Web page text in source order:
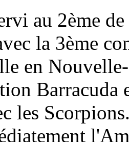
au 2ème
la 3ème
en
les